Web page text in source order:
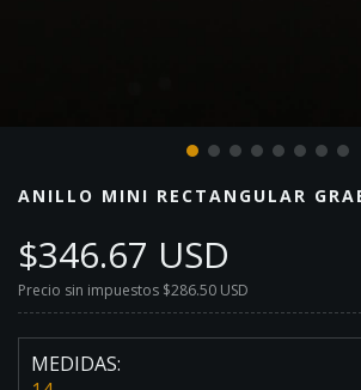
ANILLO MINI RECTANGULAR
$346.67 USD
Precio sin impuestos $286.50 USD
MEDIDAS: